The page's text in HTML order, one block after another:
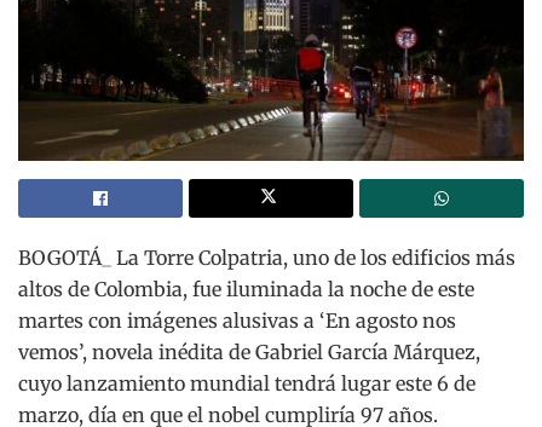
BOGOTÁ_ La Torre Colpatria, uno de los edificios más
altos de Colombia, fue iluminada la noche de este
martes con imágenes alusivas a ‘En agosto nos
vemos’, novela inédita de Gabriel García Márquez,
cuyo lanzamiento mundial tendrá lugar este 6 de
marzo, día en que el nobel cumpliría 97 años.